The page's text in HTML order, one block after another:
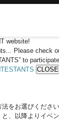
website!
Please check
to
CLOSE
をお選びください
、以降よりイベ